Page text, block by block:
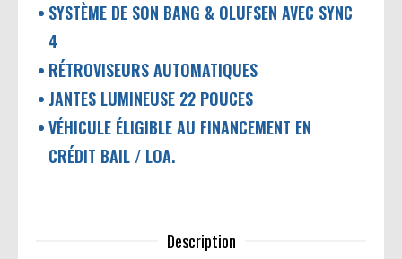
SYSTÈME DE SON BANG & OLUFSEN AVEC SYNC
4
RÉTROVISEURS AUTOMATIQUES
JANTES LUMINEUSE 22 POUCES
VÉHICULE ÉLIGIBLE AU FINANCEMENT EN
CRÉDIT BAIL / LOA.
Description